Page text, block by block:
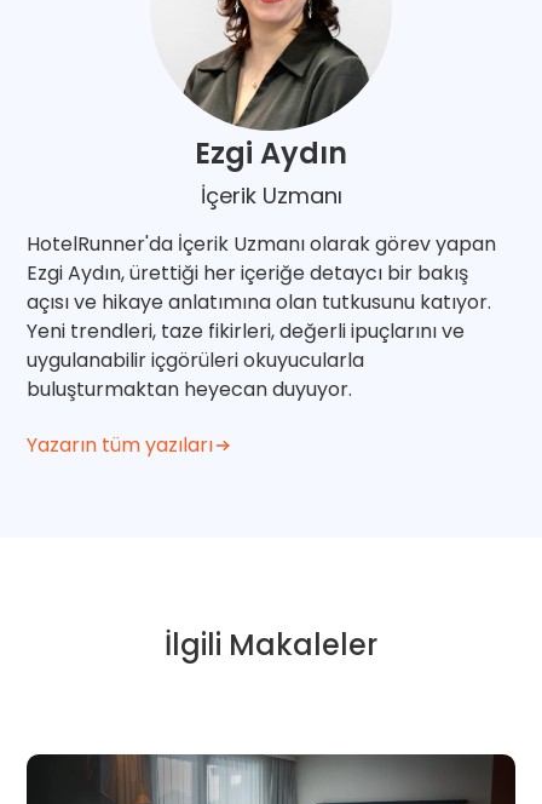
Ezgi Aydın
İçerik Uzmanı
HotelRunner'da İçerik Uzmanı olarak görev yapan
Ezgi Aydın, ürettiği her içeriğe detaycı bir bakış
açısı ve hikaye anlatımına olan tutkusunu katıyor.
Yeni trendleri, taze fikirleri, değerli ipuçlarını ve
uygulanabilir içgörüleri okuyucularla
buluşturmaktan heyecan duyuyor.
Yazarın tüm yazıları
İlgili Makaleler